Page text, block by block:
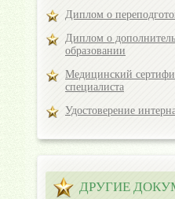
Диплом о
Диплом о
образовании
Медицинский
специалиста
Удостоверение
ДРУГИЕ